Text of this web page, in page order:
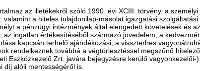
az illetékekről szóló 1990. évi XCIII. törvény, a
a hiteles tulajdonilap-másolat igazgatási
a pénzügyi intézmények által elengedett követelések és
az ingatlan értékesítéséből származó jövedelem, a
kapcsán terhelő ajándékozási, a visszterhes
rendelkeznek továbbá a végtörlesztéssel megszűnő
Eszközkezelő Zrt. javára bejegyzésre kerülő
díj alóli mentességéről is.